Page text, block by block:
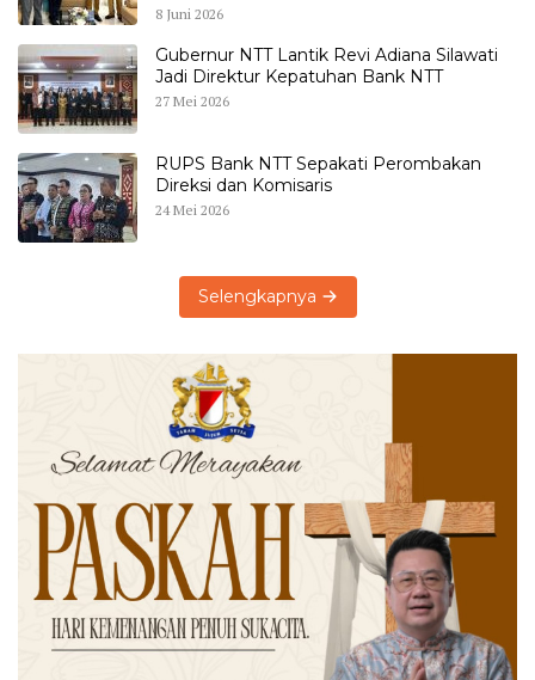
8 Juni 2026
Gubernur NTT Lantik Revi Adiana Silawati
Jadi Direktur Kepatuhan Bank NTT
27 Mei 2026
RUPS Bank NTT Sepakati Perombakan
Direksi dan Komisaris
24 Mei 2026
Selengkapnya